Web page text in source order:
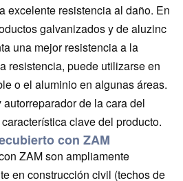
excelente resistencia al daño. En
galvanizados y de aluzinc
una mejor resistencia a la
resistencia, puede utilizarse en
o el aluminio en algunas áreas.
de la cara del
clave del producto.
con ZAM
ZAM son ampliamente
en construcción civil (techos de